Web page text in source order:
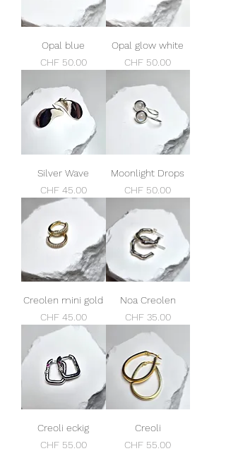
Opal blue
Preis
CHF 50.00
Opal glow white
Preis
CHF 50.00
Silver Wave
Preis
CHF 45.00
Moonlight Drops
Preis
CHF 50.00
Creolen mini gold
Preis
CHF 45.00
Noa Creolen
Preis
CHF 35.00
Creoli eckig
Preis
CHF 55.00
Creoli
Preis
CHF 55.00